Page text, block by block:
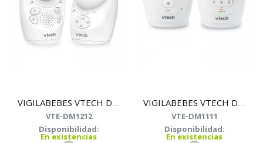
VIGILABEBES VTECH DM1212 AUDIO+PROYECTOR
VTE-DM1212
Disponibilidad:
En existencias
VIGILABEBES VTECH DM1111 AUDIO
VTE-DM1111
Disponibilidad:
En existencias